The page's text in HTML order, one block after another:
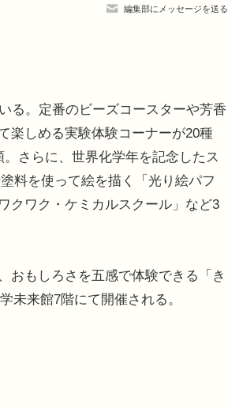
編集部にメッセージを送る
る。定番のビーズコースターや芳香
楽しめる実験体験コーナーが20種
さらに、世界化学年を記念したス
料を使って絵を描く「光り絵パフ
クワク・ケミカルスクール」など3
もしろさを五感で体験できる「き
未来館7階にて開催される。